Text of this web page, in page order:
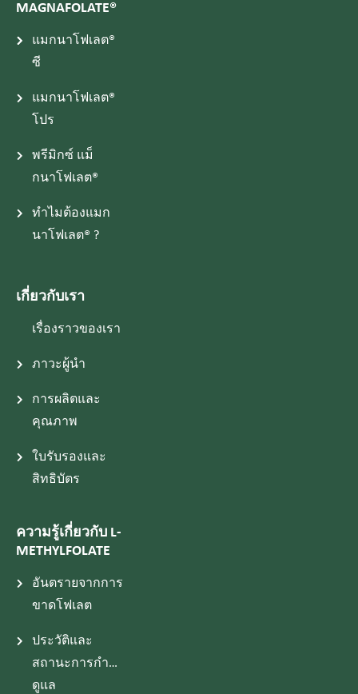
MAGNAFOLATE®
แมกนาโฟเลต®
ซี
แมกนาโฟเลต®
โปร
พรีมิกซ์ แม็
กนาโฟเลต®
ทำไมต้องแมก
นาโฟเลต® ?
เกี่ยวกับเรา
เรื่องราวของเรา
ภาวะผู้นำ
การผลิตและ
คุณภาพ
ใบรับรองและ
สิทธิบัตร
ความรู้เกี่ยวกับ L-
METHYLFOLATE
อันตรายจากการ
ขาดโฟเลต
ประวัติและ
สถานะการกำกับ
ดูแล